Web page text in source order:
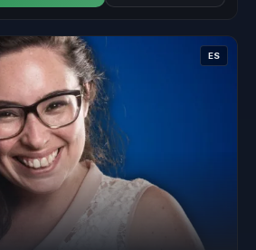
ES